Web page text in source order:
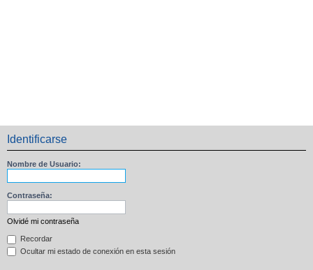
Identificarse
Nombre de Usuario:
Contraseña:
Olvidé mi contraseña
Recordar
Ocultar mi estado de conexión en esta sesión